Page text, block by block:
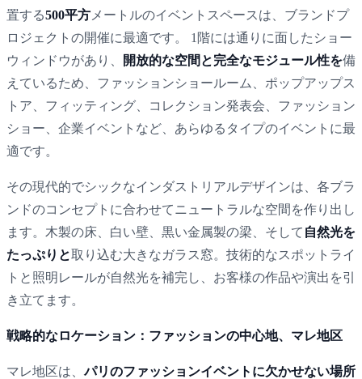
置する500平方 メートルのイベントスペースは、ブランドプ
ロジェクトの開催に最適です。 1階には通りに面したショー
ウィンドウがあり、
開放的な空間と完全なモジュール性を備
えているため、ファッションショールーム、ポップアップス
トア、フィッティング、コレクション発表会、ファッション
ショー、企業イベントなど、あらゆるタイプのイベントに最
適です。
その現代的でシックなインダストリアルデザインは、各ブラ
ンドのコンセプトに合わせてニュートラルな空間を作り出し
ます。木製の床、白い壁、黒い金属製の梁、そして 自然光を
たっぷりと取り込む大きなガラス窓。技術的なスポットライ
トと照明レールが自然光を補完し、お客様の作品や演出を引
き立てます。
戦略的なロケーション：ファッションの中心地、マレ地区
マレ地区は、パリのファッションイベントに欠かせない場所